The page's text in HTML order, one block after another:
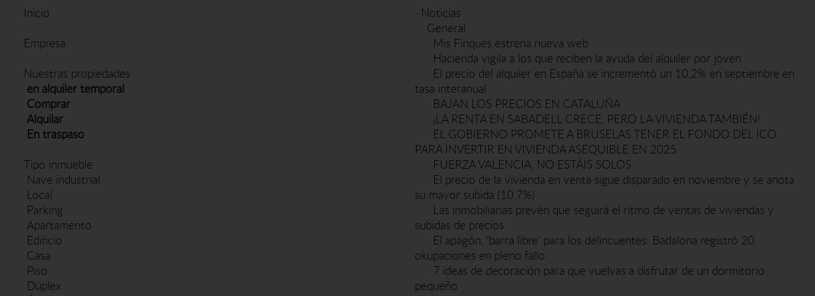
· Inicio
· Empresa
· Nuestras propiedades
en alquiler temporal
Comprar
Alquilar
En traspaso
·Tipo inmueble
Nave industrial
Local
Parking
Apartamento
Edificio
Casa
Piso
Dúplex
· Noticias
· General
· Mis Finques estrena nueva web
· Hacienda vigila a los que reciben la ayuda del alquiler por joven
· El precio del alquiler en España se incrementó un 10,2% en septiembre en
tasa interanual
· BAJAN LOS PRECIOS EN CATALUÑA
· ¡LA RENTA EN SABADELL CRECE, PERO LA VIVIENDA TAMBIÉN!
· EL GOBIERNO PROMETE A BRUSELAS TENER EL FONDO DEL ICO
PARA INVERTIR EN VIVIENDA ASEQUIBLE EN 2025
· FUERZA VALENCIA. NO ESTÁIS SOLOS
· El precio de la vivienda en venta sigue disparado en noviembre y se anota
su mayor subida (10,7%)
· Las inmobiliarias prevén que seguirá el ritmo de ventas de viviendas y
subidas de precios
· El apagón, 'barra libre' para los delincuentes: Badalona registró 20
okupaciones en pleno fallo
· 7 ideas de decoración para que vuelvas a disfrutar de un dormitorio
pequeño